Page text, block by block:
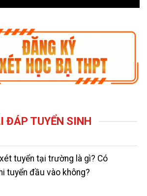
ĐÁP TUYỂN SINH
tuyển tại trường là gì? Có
tuyển đầu vào không?